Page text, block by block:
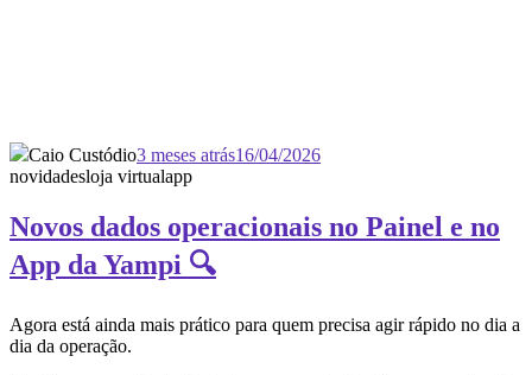
Caio Custódio3 meses atrás16/04/2026
novidadesloja virtualapp
Novos dados operacionais no Painel e no
App da Yampi 🔍
Agora está ainda mais prático para quem precisa agir rápido no dia a
dia da operação.